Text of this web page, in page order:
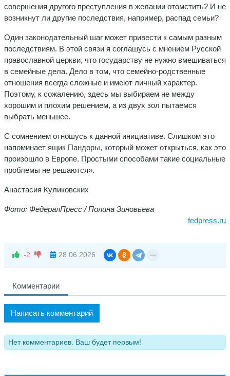
совершения другого преступления в желании отомстить? И не
возникнут ли другие последствия, например, распад семьи?
Один законодательный шаг может привести к самым разным
последствиям. В этой связи я соглашусь с мнением Русской
православной церкви, что государству не нужно вмешиваться
в семейные дела. Дело в том, что семейно-родственные
отношения всегда сложные и имеют личный характер.
Поэтому, к сожалению, здесь мы выбираем не между
хорошим и плохим решением, а из двух зол пытаемся
выбрать меньшее.
С сомнением отношусь к данной инициативе. Слишком это
напоминает ящик Пандоры, который может открыться, как это
произошло в Европе. Простыми способами такие социальные
проблемы не решаются».
Анастасия Куликовских
Фото: ФедералПресс / Полина Зиновьева
fedpress.ru
-2 28.06.2026
Комментарии
Написать комментарий
Нет комментариев. Ваш будет первым!